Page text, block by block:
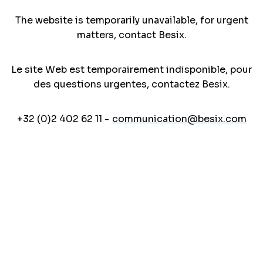
The website is temporarily unavailable, for urgent
matters, contact Besix.
Le site Web est temporairement indisponible, pour
des questions urgentes, contactez Besix.
+32 (0)2 402 62 11 - communication@besix.com